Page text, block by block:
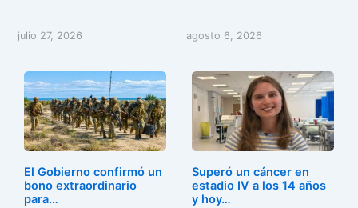
julio 27, 2026 agosto 6, 2026
El Gobierno confirmó un
bono extraordinario
para…
Superó un cáncer en
estadio IV a los 14 años
y hoy…